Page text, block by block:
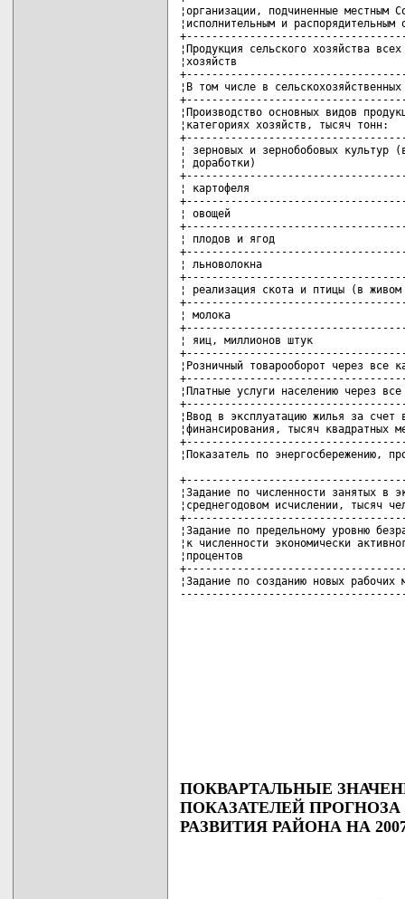
¦организации, подчиненные
¦исполнительным и
¦Продукция сельского
¦хозяйств
¦В том числе в
¦Производство основных видов
¦категориях хозяйств,
¦ зерновых и зернобобовых
¦ доработки)
¦ картофеля
¦ овощей
¦ плодов и ягод
¦ льноволокна
¦ реализация скота и птицы (в
¦ молока
¦ яиц, миллионов штук
¦Розничный товарооборот через
¦Платные услуги населению через
¦Ввод в эксплуатацию жилья за
¦финансирования, тысяч
¦Показатель по
¦Задание по численности
¦среднегодовом исчислении,
¦Задание по предельному уровню
¦к численности экономически
¦процентов
¦Задание по созданию новых
ПОКВАРТАЛЬНЫЕ
ПОКАЗАТЕЛЕЙ
РАЗВИТИЯ РАЙОНА НА